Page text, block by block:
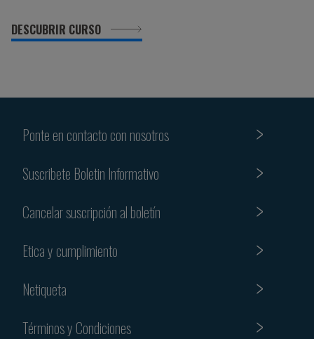
DESCUBRIR CURSO
Ponte en contacto con nosotros
Suscribete Boletin Informativo
Cancelar suscripción al boletín
Etica y cumplimiento
Netiqueta
Términos y Condiciones